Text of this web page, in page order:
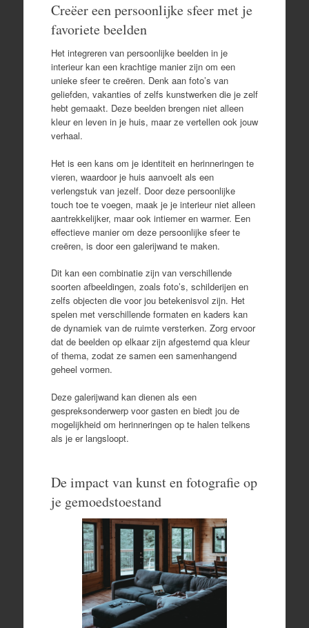
Creëer een persoonlijke sfeer met je
favoriete beelden
Het integreren van persoonlijke beelden in je
interieur kan een krachtige manier zijn om een
unieke sfeer te creëren. Denk aan foto’s van
geliefden, vakanties of zelfs kunstwerken die je zelf
hebt gemaakt. Deze beelden brengen niet alleen
kleur en leven in je huis, maar ze vertellen ook jouw
verhaal.
Het is een kans om je identiteit en herinneringen te
vieren, waardoor je huis aanvoelt als een
verlengstuk van jezelf. Door deze persoonlijke
touch toe te voegen, maak je je interieur niet alleen
aantrekkelijker, maar ook intiemer en warmer. Een
effectieve manier om deze persoonlijke sfeer te
creëren, is door een galerijwand te maken.
Dit kan een combinatie zijn van verschillende
soorten afbeeldingen, zoals foto’s, schilderijen en
zelfs objecten die voor jou betekenisvol zijn. Het
spelen met verschillende formaten en kaders kan
de dynamiek van de ruimte versterken. Zorg ervoor
dat de beelden op elkaar zijn afgestemd qua kleur
of thema, zodat ze samen een samenhangend
geheel vormen.
Deze galerijwand kan dienen als een
gespreksonderwerp voor gasten en biedt jou de
mogelijkheid om herinneringen op te halen telkens
als je er langsloopt.
De impact van kunst en fotografie op
je gemoedstoestand